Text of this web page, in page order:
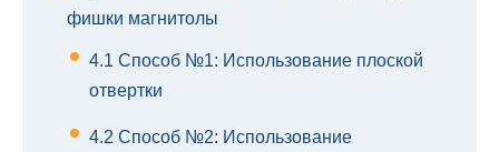
фишки магнитолы
4.1 Способ №1: Использование плоской
отвертки
4.2 Способ №2: Использование